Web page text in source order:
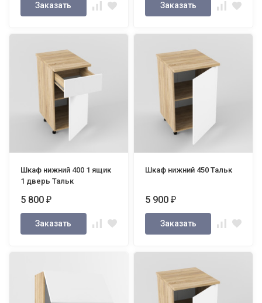
Заказать Заказать
Шкаф нижний 400 1 ящик
1 дверь Тальк
5 800₽
Заказать
Шкаф нижний 450 Тальк
5 900₽
Заказать